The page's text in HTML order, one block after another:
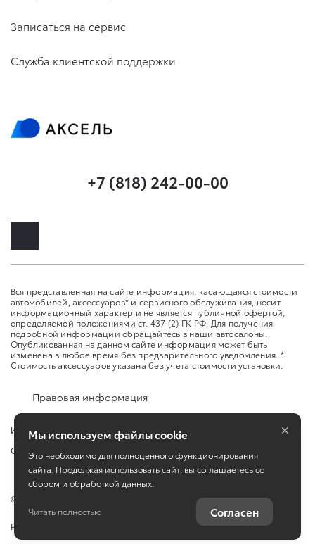
Записаться на сервис
Служба клиентской поддержки
+7 (818) 242-00-00
Вся представленная на сайте информация, касающаяся стоимости
автомобилей, аксессуаров* и сервисного обслуживания, носит
информационный характер и не является публичной офертой,
определяемой положениями ст. 437 (2) ГК РФ. Для получения
подробной информации обращайтесь в наши автосалоны.
Опубликованная на данном сайте информация может быть
изменена в любое время без предварительного уведомления. *
Стоимость аксессуаров указана без учета стоимости установки.
Правовая информация
Изменить настройку cookies
Сбросить cookie
©
Работает на технологиях
Мы используем файлы cookie
Это необходимо для полноценного функционирования
сайта. Продолжая использовать сайт, вы соглашаетесь со
сбором и обработкой данных.
Читать полностью Согласен
×